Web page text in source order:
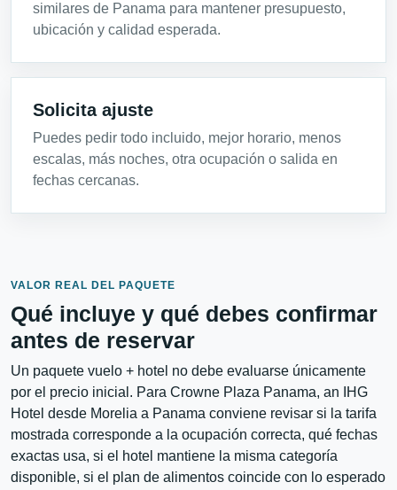
similares de Panama para mantener presupuesto,
ubicación y calidad esperada.
Solicita ajuste
Puedes pedir todo incluido, mejor horario, menos
escalas, más noches, otra ocupación o salida en
fechas cercanas.
VALOR REAL DEL PAQUETE
Qué incluye y qué debes confirmar
antes de reservar
Un paquete vuelo + hotel no debe evaluarse únicamente
por el precio inicial. Para Crowne Plaza Panama, an IHG
Hotel desde Morelia a Panama conviene revisar si la tarifa
mostrada corresponde a la ocupación correcta, qué fechas
exactas usa, si el hotel mantiene la misma categoría
disponible, si el plan de alimentos coincide con lo esperado